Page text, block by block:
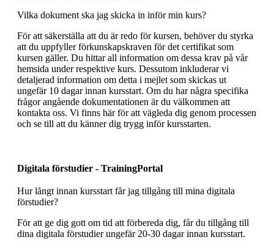
Vilka dokument ska jag skicka in inför min kurs?
För att säkerställa att du är redo för kursen, behöver du styrka
att du uppfyller förkunskapskraven för det certifikat som
kursen gäller. Du hittar all information om dessa krav på vår
hemsida under respektive kurs. Dessutom inkluderar vi
detaljerad information om detta i mejlet som skickas ut
ungefär 10 dagar innan kursstart. Om du har några specifika
frågor angående dokumentationen är du välkommen att
kontakta oss. Vi finns här för att vägleda dig genom processen
och se till att du känner dig trygg inför kursstarten.
Digitala förstudier - TrainingPortal
Hur långt innan kursstart får jag tillgång till mina digitala
förstudier?
För att ge dig gott om tid att förbereda dig, får du tillgång till
dina digitala förstudier ungefär 20-30 dagar innan kursstart.